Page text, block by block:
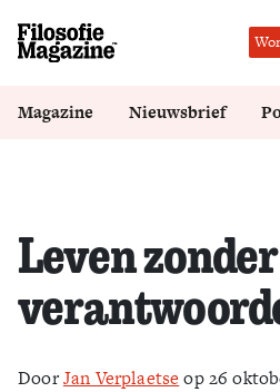
Magazine Nieuwsbrief
Leven
DoorJan Verplaetse op 26